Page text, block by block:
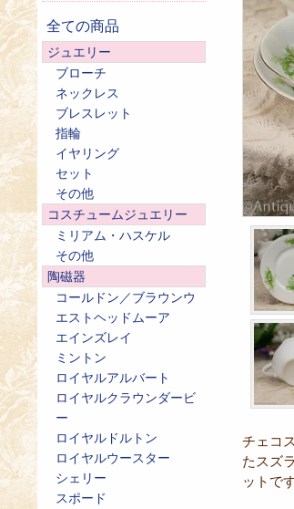
チェコ
たスズ
ットです
全ての商品
ジュエリー
ブローチ
ネックレス
ブレスレット
指輪
イヤリング
セット
その他
コスチュームジュエリー
ミリアム・ハスケル
その他
陶磁器
コールドン／ブラウンウ
エストヘッドムーア
エインズレイ
ミントン
ロイヤルアルバート
ロイヤルクラウンダービ
ー
ロイヤルドルトン
ロイヤルウースター
シェリー
スポード